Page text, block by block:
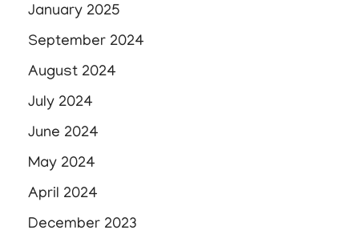
January 2025
September 2024
August 2024
July 2024
June 2024
May 2024
April 2024
December 2023